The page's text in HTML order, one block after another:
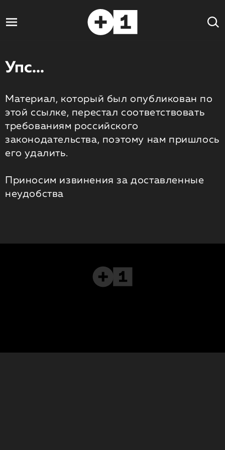
Упс...
Материал, который был опубликован по
этой ссылке, перестал соответствовать
требованиям российского
законодательства, поэтому нам пришлось
его удалить.
Приносим извинения за доставленные
неудобства